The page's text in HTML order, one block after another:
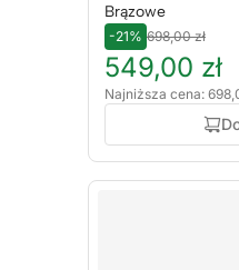
Brązowe
-21% 698,00 zł
549,00 zł
Najniższa cena: